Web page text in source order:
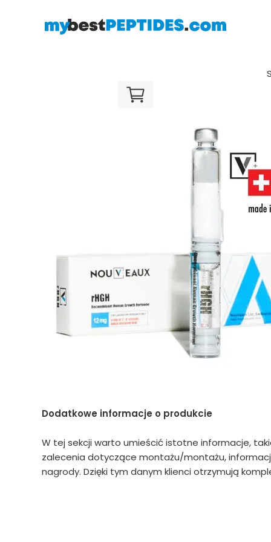
Dodatkowe informacje o produkcie
W tej sekcji warto umieścić istotne informacje,
zalecenia dotyczące montażu/montażu,
nagrody. Dzięki tym danym klienci otrzymują